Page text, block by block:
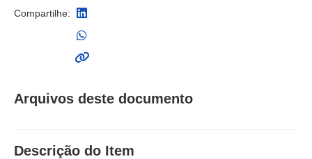
Compartilhe:
Arquivos deste documento
Descrição do Item